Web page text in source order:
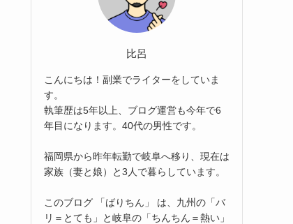
比呂
こんにちは！副業でライターをしていま
す。
執筆歴は5年以上、ブログ運営も今年で6
年目になります。40代の男性です。
福岡県から昨年転勤で岐阜へ移り、現在は
家族（妻と娘）と3人で暮らしています。
このブログ 「ばりちん」 は、九州の「バ
リ＝とても」と岐阜の「ちんちん＝熱い」